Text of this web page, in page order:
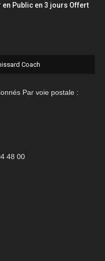
en Public en 3 jours Offert
Coach
Par voie postale :
48 00